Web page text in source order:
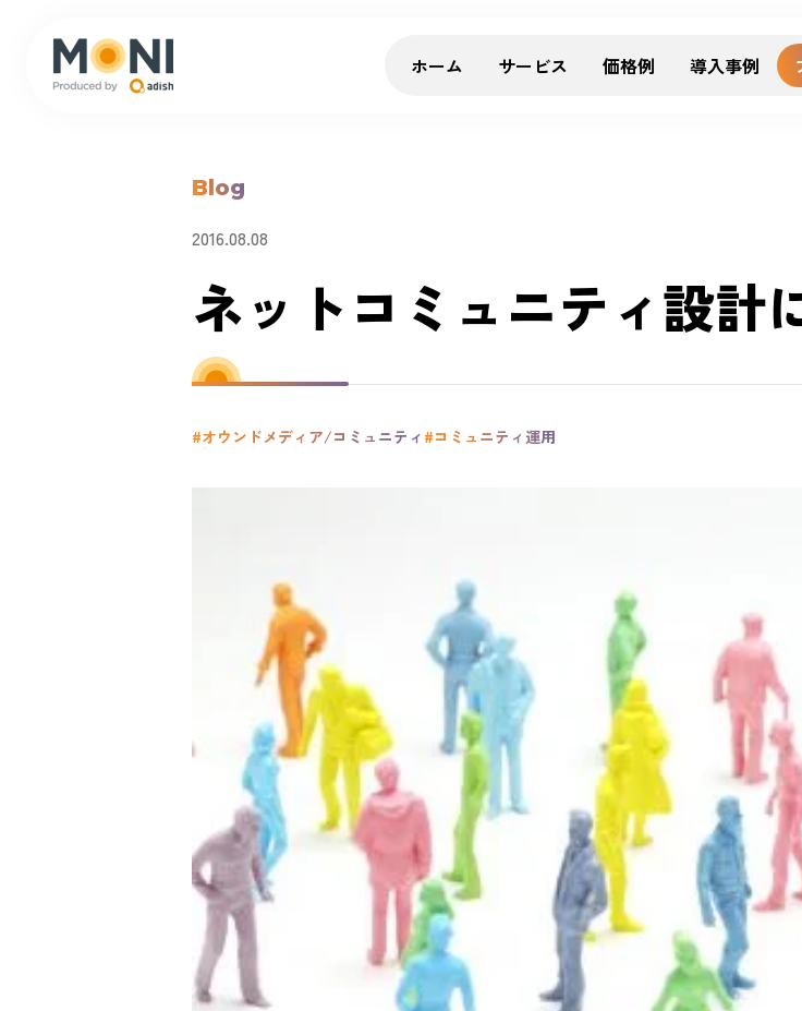
ホーム サービス 価格例 導入事例
Blog
2016.08.08
ネットコミュニティ設計
#オウンドメディア/コミュニティ #コミュニティ運用